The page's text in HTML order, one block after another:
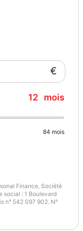
€
12 mois
84 mois
Finance, Société
social : 1 Boulevard
n° 542 097 902. N°